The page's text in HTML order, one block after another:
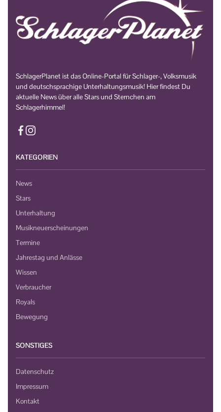
SchlagerPlanet ist das Online-Portal für Schlager-, Volksmusik
und deutschsprachige Unterhaltungsmusik! Hier findest Du
aktuelle News über alle Stars und Sternchen am
Schlagerhimmel!
KATEGORIEN
News
Stars
Unterhaltung
Musikneuerscheinungen
Termine
Jahrestag und Anlässe
Wissen
Verbraucher
Royals
Bewegung
SONSTIGES
Datenschutz
Impressum
Kontakt